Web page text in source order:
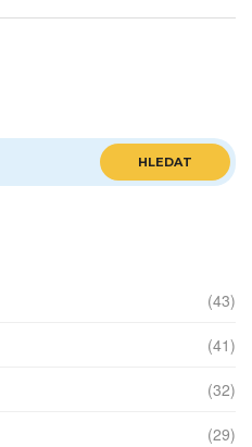
HLEDAT
(43)
(41)
(32)
(29)